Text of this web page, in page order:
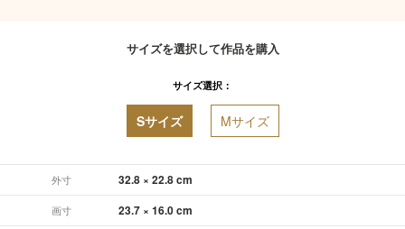
サイズを選択して作品を購入
サイズ選択：
Sサイズ Mサイズ
外寸 32.8 × 22.8 cm
画寸 23.7 × 16.0 cm